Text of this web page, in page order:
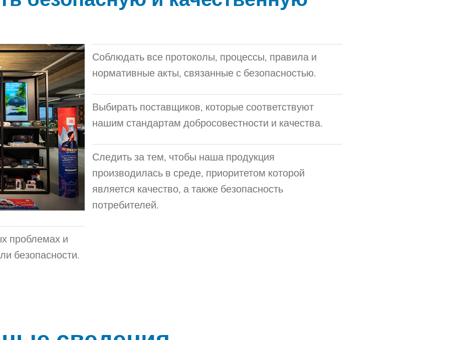
Соблюдать все протоколы, процессы, правила и
нормативные акты, связанные с безопасностью.
Выбирать поставщиков, которые соответствуют
нашим стандартам добросовестности и качества.
Следить за тем, чтобы наша продукция
производилась в среде, приоритетом которой
является качество, а также безопасность
потребителей.
проблемах и
безопасности.